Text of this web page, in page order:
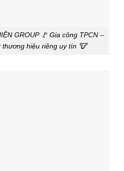
GROUP 🚩 Gia công TPCN –
thương hiệu riêng uy tín 🐮